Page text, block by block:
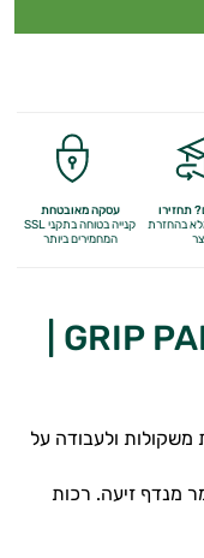
תחזירו
בהחזרת
עסקה מאובטחת
קנייה בטוחה בתקני SSL
המחמירים ביותר
משקולות ולעבודה על
מנדף זיעה. רכות